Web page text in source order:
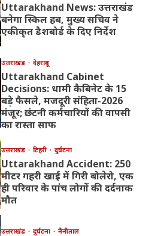
Uttarakhand News: उत्तराखंड
बनेगा स्किल हब, मुख्य सचिव ने
एकीकृत डैशबोर्ड के दिए निर्देश
उत्तराखंड देहरादून
Uttarakhand Cabinet
Decisions: धामी कैबिनेट के 15
बड़े फैसले, मजदूरी संहिता-2026
मंजूर; छंटनी कर्मचारियों की वापसी
का रास्ता साफ
उत्तराखंड टिहरी दुर्घटना
Uttarakhand Accident: 250
मीटर गहरी खाई में गिरी बोलेरो, एक
ही परिवार के पांच लोगों की दर्दनाक
मौत
उत्तराखंड दुर्घटना नैनीताल